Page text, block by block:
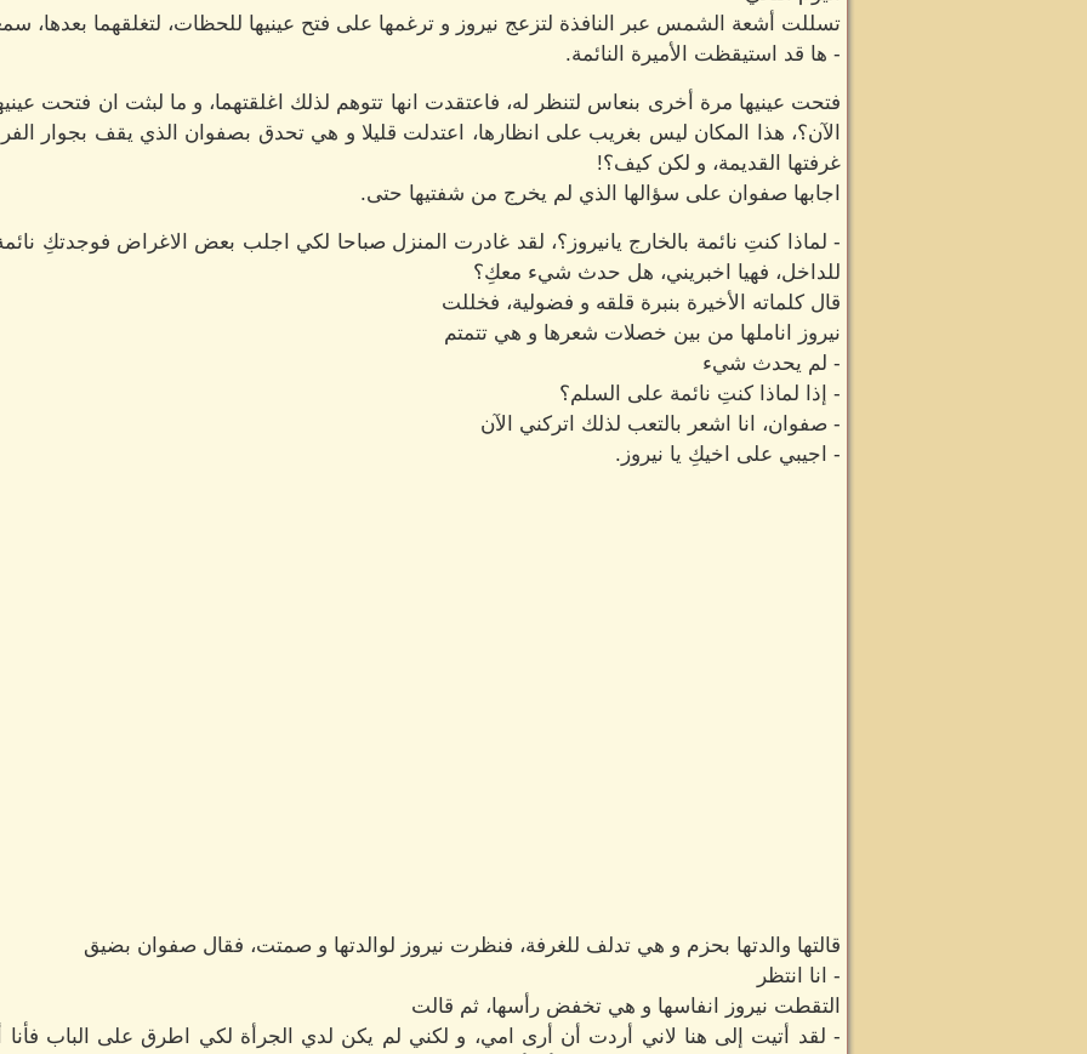
تسللت أشعة الشمس عبر النافذة لتزعج نيروز و ترغمها على فتح عينيها للحظات، لتغلقهما
- ها قد استيقظت الأميرة النائمة.
فتحت عينيها مرة أخرى بنعاس لتنظر له، فاعتقدت انها تتوهم لذلك اغلقتهما، و ما لبثت ان فتحت
الآن؟، هذا المكان ليس بغريب على انظارها، اعتدلت قليلا و هي تحدق بصفوان الذي يقف بجوار
غرفتها القديمة، و لكن كيف؟!
اجابها صفوان على سؤالها الذي لم يخرج من شفتيها حتى.
- لماذا كنتِ نائمة بالخارج يانيروز؟، لقد غادرت المنزل صباحا لكي اجلب بعض الاغراض فوجدتكِ
للداخل، فهيا اخبريني، هل حدث شيء معكِ؟
قال كلماته الأخيرة بنبرة قلقه و فضولية، فخللت
نيروز اناملها من بين خصلات شعرها و هي تتمتم
- لم يحدث شيء
- إذا لماذا كنتِ نائمة على السلم؟
- صفوان، انا اشعر بالتعب لذلك اتركني الآن
- اجيبي على اخيكِ يا نيروز.
قالتها والدتها بحزم و هي تدلف للغرفة، فنظرت نيروز لوالدتها و صمتت، فقال صفوان بضيق
- انا انتظر
التقطت نيروز انفاسها و هي تخفض رأسها، ثم قالت
- لقد أتيت إلى هنا لاني أردت أن أرى امي، و لكني لم يكن لدي الجرأة لكي اطرق على الباب فأنا